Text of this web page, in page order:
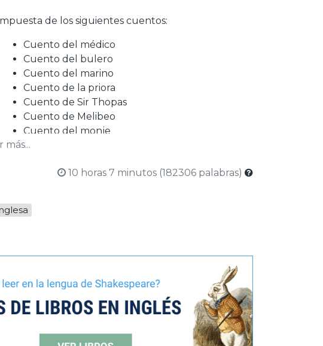
de los siguientes cuentos:
Cuento del médico
Cuento del bulero
Cuento del marino
Cuento de la priora
Cuento de Sir Thopas
Cuento de Melibeo
Cuento del monje
Cuento del capellán de monjas
Cuento del criado del canónigo
Cuento del clérigo
Retractación de Chaucer
más...
10 horas 7 minutos (182306 palabras)